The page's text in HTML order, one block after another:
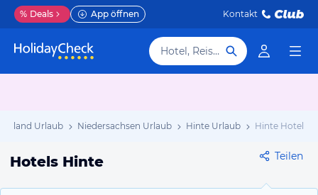
% Deals App öffnen Kontakt
Hotel, Reiseziel
Urlaub Niedersachsen Urlaub Hinte Urlaub Hinte Hotels
Hotels Hinte Teilen